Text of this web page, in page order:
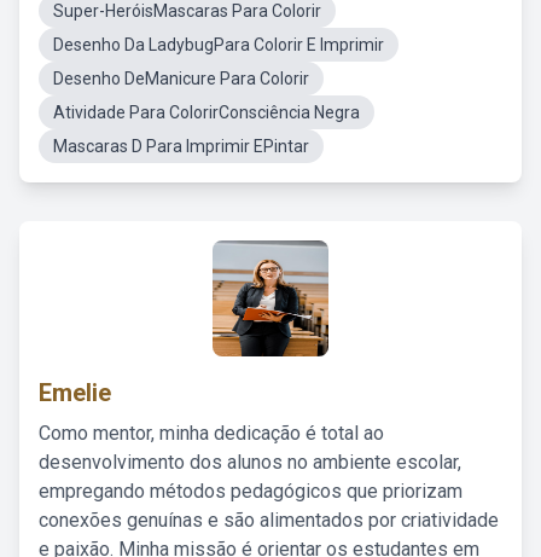
Super-HeróisMascaras Para Colorir
Desenho Da LadybugPara Colorir E Imprimir
Desenho DeManicure Para Colorir
Atividade Para ColorirConsciência Negra
Mascaras D Para Imprimir EPintar
Emelie
Como mentor, minha dedicação é total ao
desenvolvimento dos alunos no ambiente escolar,
empregando métodos pedagógicos que priorizam
conexões genuínas e são alimentados por criatividade
e paixão. Minha missão é orientar os estudantes em